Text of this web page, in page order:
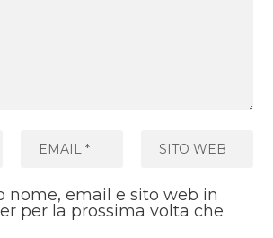
nome, email e sito web in
per la prossima volta che